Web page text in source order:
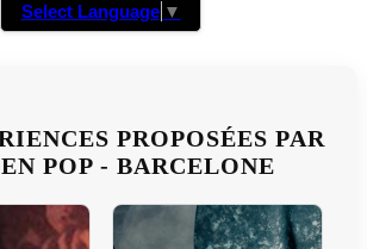
Select Language ▼
PROPOSÉES PAR
POP - BARCELONE